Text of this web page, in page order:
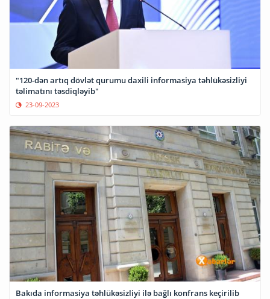
"120-dən artıq dövlət qurumu daxili informasiya təhlükəsizliyi
təlimatını təsdiqləyib"
23-09-2023
Bakıda informasiya təhlükəsizliyi ilə bağlı konfrans keçirilib